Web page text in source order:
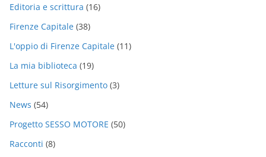
Editoria e scrittura (16)
Firenze Capitale (38)
L'oppio di Firenze Capitale (11)
La mia biblioteca (19)
Letture sul Risorgimento (3)
News (54)
Progetto SESSO MOTORE (50)
Racconti (8)